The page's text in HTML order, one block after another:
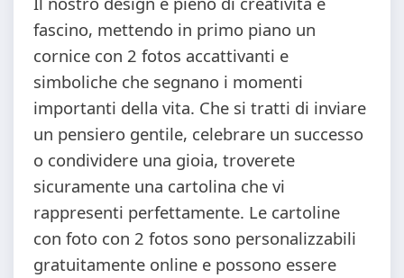
fascino, mettendo in primo piano un
cornice con 2 fotos accattivanti e
simboliche che segnano i momenti
importanti della vita. Che si tratti di inviare
un pensiero gentile, celebrare un successo
o condividere una gioia, troverete
sicuramente una cartolina che vi
rappresenti perfettamente. Le cartoline
con foto con 2 fotos sono personalizzabili
gratuitamente online e possono essere